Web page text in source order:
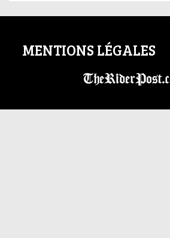
MENTIONS LÉGALES